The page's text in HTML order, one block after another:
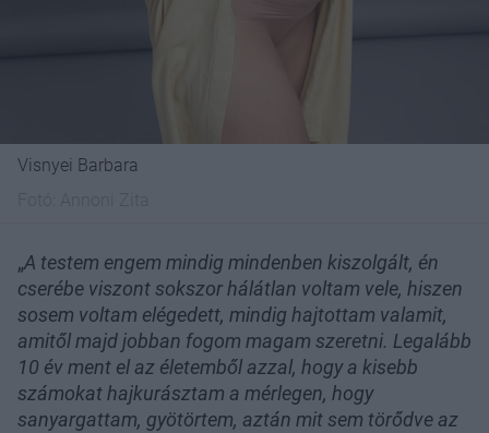
Visnyei Barbara
„A testem engem mindig mindenben kiszolgált, én
cserébe viszont sokszor hálátlan voltam vele, hiszen
sosem voltam elégedett, mindig hajtottam valamit,
amitől majd jobban fogom magam szeretni. Legalább
10 év ment el az életemből azzal, hogy a kisebb
számokat hajkurásztam a mérlegen, hogy
sanyargattam, gyötörtem, aztán mit sem törődve az